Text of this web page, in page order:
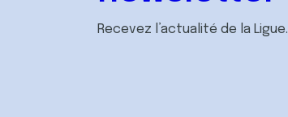
Recevez l’actualité de la Ligue.